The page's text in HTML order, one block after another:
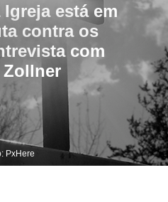
está em
contra os
com
Zollner
PxHere